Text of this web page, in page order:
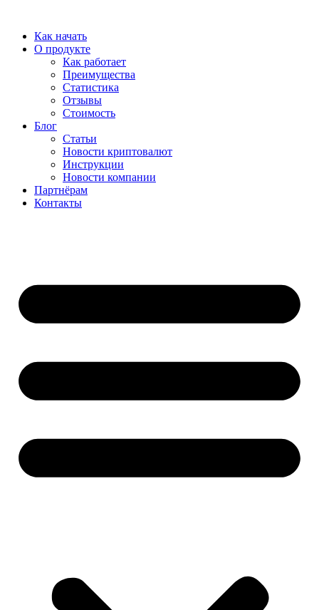
содержимому
Как начать
О продукте
Как работает
Преимущества
Статистика
Отзывы
Стоимость
Блог
Статьи
Новости криптовалют
Инструкции
Новости компании
Партнёрам
Контакты